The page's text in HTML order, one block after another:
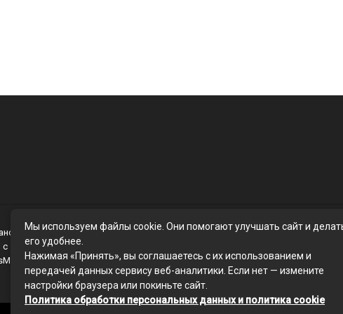
с
Мы используем файлы cookie. Они помогают улучшать сайт и
его удобнее.
Нажимая «Принять», вы соглашаетесь с их использованием и
передачей данных сервису веб-аналитики. Если нет — измените
настройки браузера или покиньте сайт.
Политика обработки персональных данных и политика cookie